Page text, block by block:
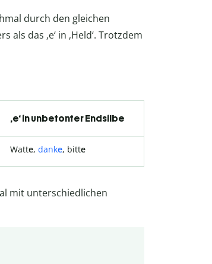
durch den gleichen
als das ‚e‘ in ‚Held‘. Trotzdem
‚e‘ in unbetonter Endsilbe
Watte, danke, bitte
mit unterschiedlichen